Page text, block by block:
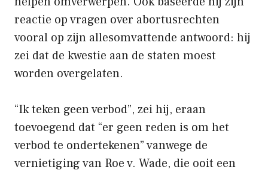
reactie op vragen over abortusrechten
vooral op zijn allesomvattende antwoord: hij
zei dat de kwestie aan de staten moest
worden overgelaten.
“Ik teken geen verbod”, zei hij, eraan
toevoegend dat “er geen reden is om het
verbod te ondertekenen” vanwege de
vernietiging van Roe v. Wade, die ooit een